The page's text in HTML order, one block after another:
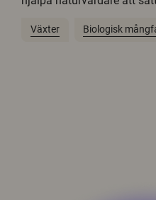
Växter Biologisk